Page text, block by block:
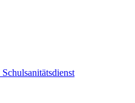
Schulsanitätsdienst